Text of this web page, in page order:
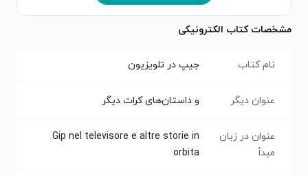
مشخصات کتاب الکترونیکی
نام کتاب جیپ در تلویزیون
عنوان دیگر و داستان‌های کرات دیگر
عنوان در زبان
مبدأ
Gip nel televisore e altre storie in
orbita